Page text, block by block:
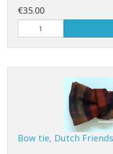
€35.00
Bow tie, Dutch